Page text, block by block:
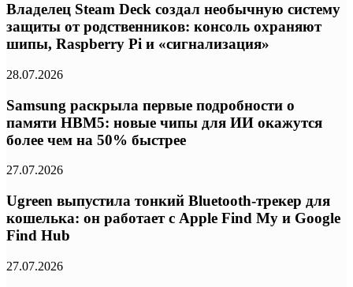
Владелец Steam Deck создал необычную систему
защиты от родственников: консоль охраняют
шипы, Raspberry Pi и «сигнализация»
28.07.2026
Samsung раскрыла первые подробности о
памяти HBM5: новые чипы для ИИ окажутся
более чем на 50% быстрее
27.07.2026
Ugreen выпустила тонкий Bluetooth-трекер для
кошелька: он работает с Apple Find My и Google
Find Hub
27.07.2026